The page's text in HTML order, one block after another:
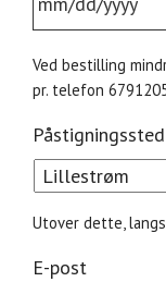
slash
slash
YYYY
Ved bestilling
pr. telefon
Påstigningssted
Utover dette,
E-post